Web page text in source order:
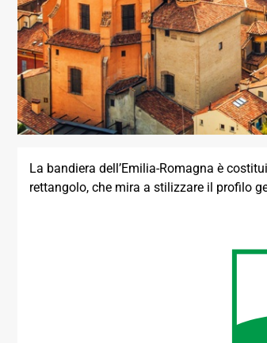
La bandiera dell’Emilia-Romagna è
rettangolo, che mira a stilizzare il profilo